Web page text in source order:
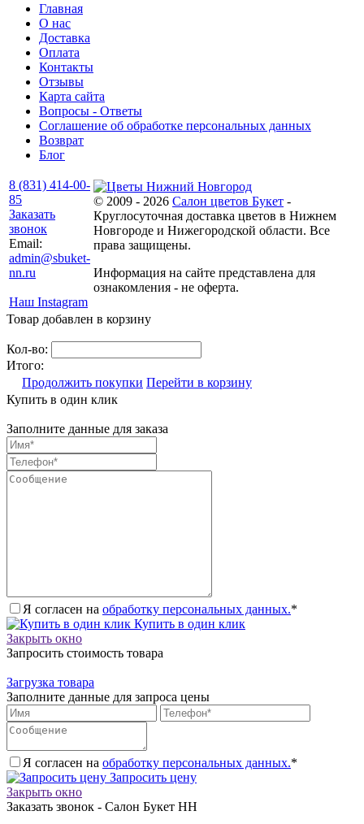
Главная
О нас
Доставка
Оплата
Контакты
Отзывы
Карта сайта
Вопросы - Ответы
Соглашение об обработке персональных данных
Возврат
Блог
8 (831) 414-00-
85
Заказать
звонок
Email:
admin@sbuket-
nn.ru
Наш Instagram
© 2009 - 2026 Салон цветов Букет -
Круглосуточная доставка цветов в Нижнем
Новгороде и Нижегородской области. Все
права защищены.
Информация на сайте представлена для
ознакомления - не оферта.
Товар добавлен в корзину
Кол-во:
Итого:
Продолжить покупки Перейти в корзину
Купить в один клик
Заполните данные для заказа
Я согласен на обработку персональных данных.*
Купить в один клик
Закрыть окно
Запросить стоимость товара
Загрузка товара
Заполните данные для запроса цены
Я согласен на обработку персональных данных.*
Запросить цену
Закрыть окно
Заказать звонок - Салон Букет НН